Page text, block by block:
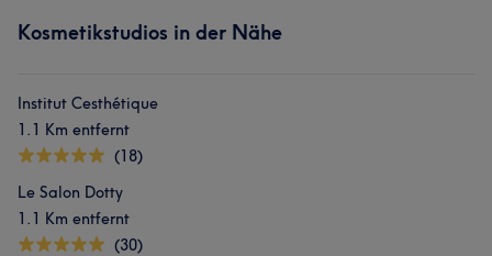
Kosmetikstudios in der Nähe
Institut Cesthétique
1.1 Km entfernt
(18)
Le Salon Dotty
1.1 Km entfernt
(30)